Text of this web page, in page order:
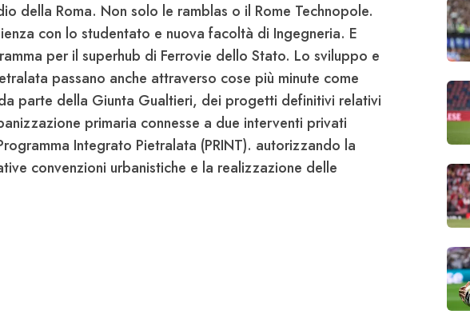
della Roma. Non solo le ramblas o il Rome Technopole.
con lo studentato e nuova facoltà di Ingegneria. E
per il superhub di Ferrovie dello Stato. Lo sviluppo e
passano anche attraverso cose più minute come
parte della Giunta Gualtieri, dei progetti definitivi relativi
primaria connesse a due interventi privati
Integrato Pietralata (PRINT). autorizzando la
convenzioni urbanistiche e la realizzazione delle